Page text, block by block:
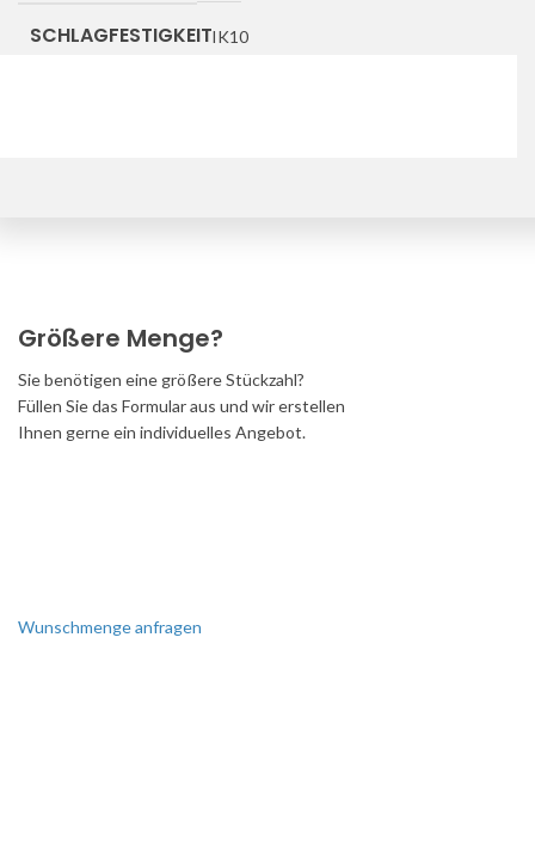
SCHLAGFESTIGKEITIK10
Größere Menge?
Sie benötigen eine größere Stückzahl?
Füllen Sie das Formular aus und wir erstellen
Ihnen gerne ein individuelles Angebot.
Wunschmenge anfragen